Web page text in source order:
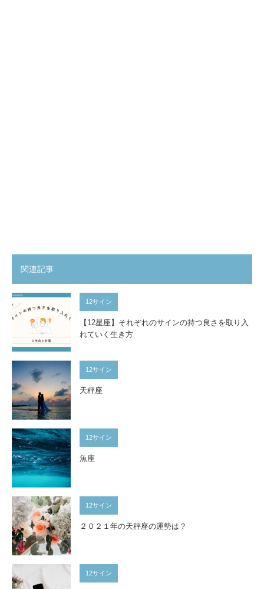
関連記事
12サイン
【12星座】それぞれのサインの持つ良さを取り入
れていく生き方
12サイン
天秤座
12サイン
魚座
12サイン
２０２１年の天秤座の運勢は？
12サイン